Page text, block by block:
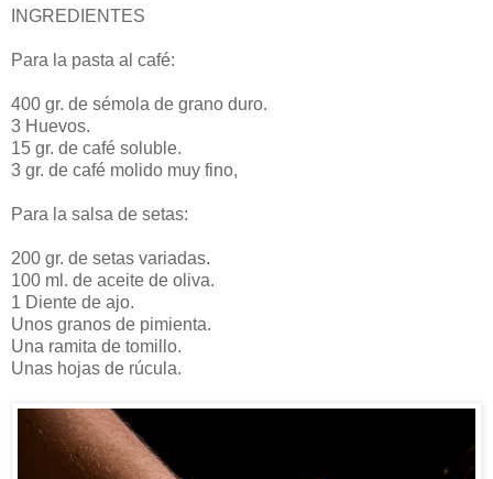
INGREDIENTES
Para la pasta al café:
400 gr. de sémola de grano duro.
3 Huevos.
15 gr. de café soluble.
3 gr. de café molido muy fino,
Para la salsa de setas:
200 gr. de setas variadas.
100 ml. de aceite de oliva.
1 Diente de ajo.
Unos granos de pimienta.
Una ramita de tomillo.
Unas hojas de rúcula.